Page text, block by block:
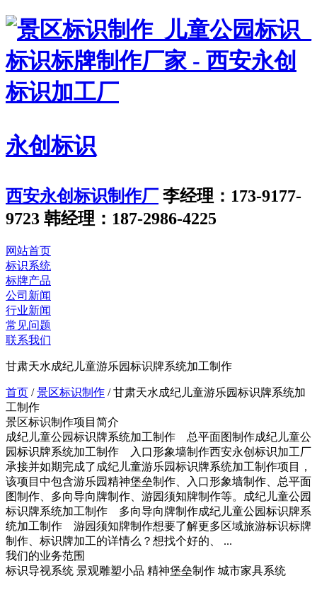
永创标识
西安永创标识制作厂 李经理：173-9177-
9723 韩经理：187-2986-4225
网站首页
标识系统
标牌产品
公司新闻
行业新闻
常见问题
联系我们
甘肃天水成纪儿童游乐园标识牌系统加工制作
首页 / 景区标识制作 /甘肃天水成纪儿童游乐园标识牌系统加
工制作
景区标识制作项目简介
成纪儿童公园标识牌系统加工制作 总平面图制作成纪儿童公
园标识牌系统加工制作 入口形象墙制作西安永创标识加工厂
承接并如期完成了成纪儿童游乐园标识牌系统加工制作项目，
该项目中包含游乐园精神堡垒制作、入口形象墙制作、总平面
图制作、多向导向牌制作、游园须知牌制作等。成纪儿童公园
标识牌系统加工制作 多向导向牌制作成纪儿童公园标识牌系
统加工制作 游园须知牌制作想要了解更多区域旅游标识标牌
制作、标识牌加工的详情么？想找个好的、 ...
我们的业务范围
标识导视系统 景观雕塑小品 精神堡垒制作 城市家具系统